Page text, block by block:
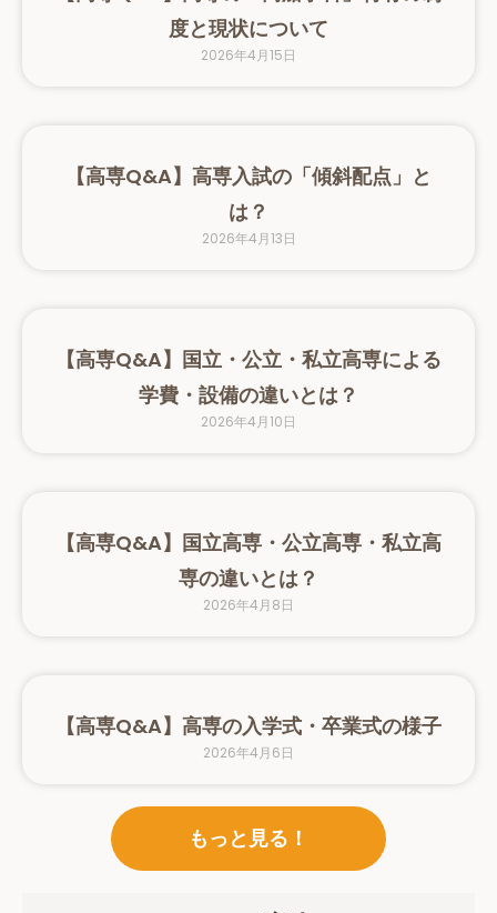
度と現状について
2026年4月15日
【高専Q&A】高専入試の「傾斜配点」と
は？
2026年4月13日
【高専Q&A】国立・公立・私立高専による
学費・設備の違いとは？
2026年4月10日
【高専Q&A】国立高専・公立高専・私立高
専の違いとは？
2026年4月8日
【高専Q&A】高専の入学式・卒業式の様子
2026年4月6日
もっと見る！